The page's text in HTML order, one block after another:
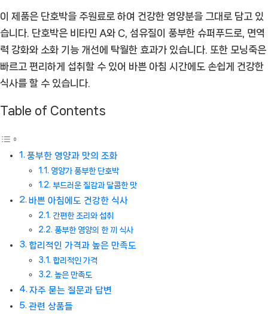
이 제품은 단호박을 주원료로 하여 건강한 영양분을 그대로 담고 있
습니다. 단호박은 비타민 A와 C, 섬유질이 풍부한 슈퍼푸드로, 면역
력 강화와 소화 기능 개선에 탁월한 효과가 있습니다. 또한 모닝죽은
빠르고 편리하게 섭취할 수 있어 바쁜 아침 시간에도 손쉽게 건강한
식사를 할 수 있습니다.
Table of Contents
풍부한 영양과 맛의 조화
영양가 풍부한 단호박
부드러운 질감과 달콤한 맛
바쁜 아침에도 건강한 식사
간편한 조리와 섭취
풍부한 영양의 한 끼 식사
합리적인 가격과 높은 만족도
합리적인 가격
높은 만족도
자주 묻는 질문과 답변
관련 상품들